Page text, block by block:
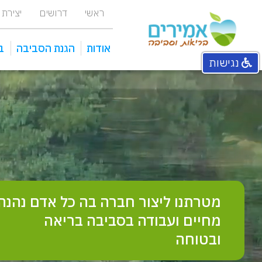
ראשי דרושים
אודות הגנת הסביבה
מטרתנו ליצור חברה בה כל אדם
מחיים ועבודה בסביבה בריאה
ובטוחה
נגישות